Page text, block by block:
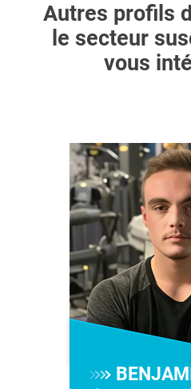
Autres profils
le secteur
vous